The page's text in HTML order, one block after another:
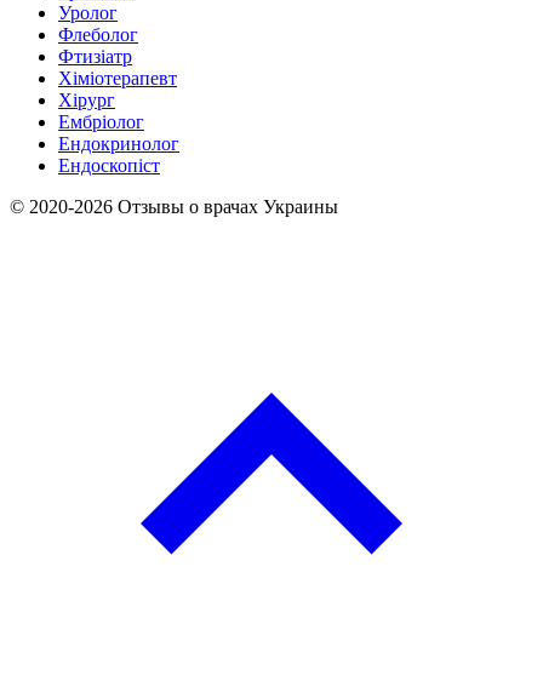
Уролог
Флеболог
Фтизіатр
Хіміотерапевт
Хірург
Ембріолог
Ендокринолог
Ендоскопіст
© 2020-2026 Отзывы о врачах Украины